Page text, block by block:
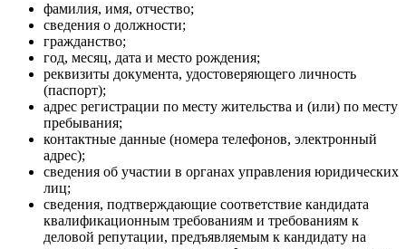
фамилия, имя, отчество;
сведения о должности;
гражданство;
год, месяц, дата и место рождения;
реквизиты документа, удостоверяющего личность
(паспорт);
адрес регистрации по месту жительства и (или) по месту
пребывания;
контактные данные (номера телефонов, электронный
адрес);
сведения об участии в органах управления юридических
лиц;
сведения, подтверждающие соответствие кандидата
квалификационным требованиям и требованиям к
деловой репутации, предъявляемым к кандидату на